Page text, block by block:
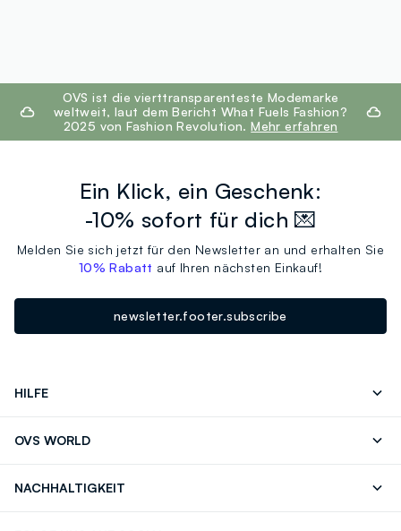
footer.ariatitleOVS ist die vierttransparenteste Modemarke
weltweit, laut dem Bericht What Fuels Fashion?
2025 von Fashion Revolution.Mehr erfahren
Ein Klick, ein Geschenk:
-10% sofort für dich 💌
Melden Sie sich jetzt für den Newsletter an und erhalten Sie
10% Rabatt auf Ihren nächsten Einkauf!
newsletter.footer.subscribe
HILFE
Bestellung/Rücksendung
OVS WORLD
NACHHALTIGKEIT